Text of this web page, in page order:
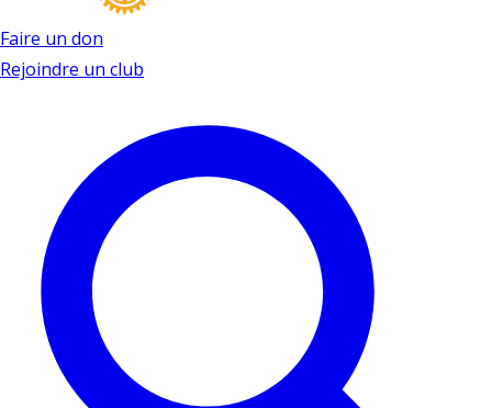
Faire un don
Rejoindre un club